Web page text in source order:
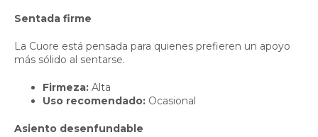
Sentada firme
La Cuore está pensada para quienes prefieren un apoyo
más sólido al sentarse.
Firmeza: Alta
Uso recomendado: Ocasional
Asiento desenfundable